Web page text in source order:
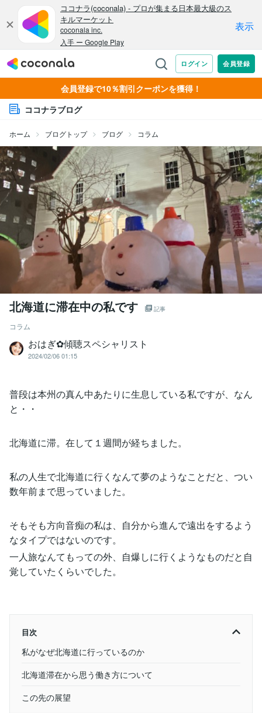
会員登録で10％割引クーポンを獲得！
ココナラブログ
ホーム ブログトップ ブログ コラム
北海道に滞在中の私です 記事
コラム
おはぎ✿傾聴スペシャリスト
2024/02/06 01:15
普段は本州の真ん中あたりに生息している私ですが、なん
と・・
北海道に滞。在して１週間が経ちました。
私の人生で北海道に行くなんて夢のようなことだと、つい
数年前まで思っていました。
そもそも方向音痴の私は、自分から進んで遠出をするよう
なタイプではないのです。
一人旅なんてもっての外、自爆しに行くようなものだと自
覚していたくらいでした。
目次
私がなぜ北海道に行っているのか
北海道滞在から思う働き方について
この先の展望